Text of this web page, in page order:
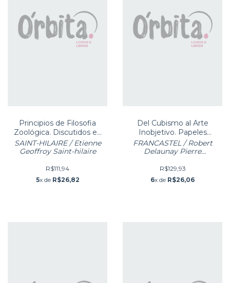
Principios de Filosofia
Zoológica. Discutidos en
Marzo de 1830 en el Seno
d
SAINT-HILAIRE / Etienne
Geoffroy Saint-hilaire
R$111,94
5x de R$26,82
Del Cubismo al Arte
Inobjetivo. Papeles
Inéditos Compilados por
Pierre Fran
FRANCASTEL / Robert
Delaunay Pierre
R$129,93
6x de R$26,06